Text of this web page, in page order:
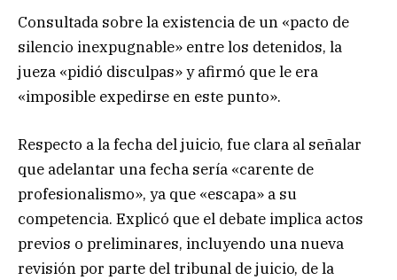
Consultada sobre la existencia de un «pacto de
silencio inexpugnable» entre los detenidos, la
jueza «pidió disculpas» y afirmó que le era
«imposible expedirse en este punto».
Respecto a la fecha del juicio, fue clara al señalar
que adelantar una fecha sería «carente de
profesionalismo», ya que «escapa» a su
competencia. Explicó que el debate implica actos
previos o preliminares, incluyendo una nueva
revisión por parte del tribunal de juicio, de la